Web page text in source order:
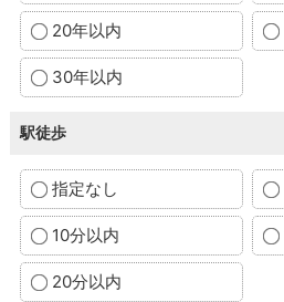
20年以内
30年以内
駅徒歩
指定なし
10分以内
20分以内